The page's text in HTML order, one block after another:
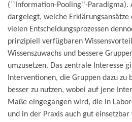
(``Information-Pooling''-Paradigma).
dargelegt, welche Erklärungsansätze
vielen Entscheidungsprozessen
prinzipiell verfügbaren
Wissenszuwachs und bessere
umzusetzen. Das zentrale Interesse
Interventionen, die Gruppen dazu zu
besser zu nutzen, wobei auf jene
Maße eingegangen wird, die in
und in der Praxis auch gut